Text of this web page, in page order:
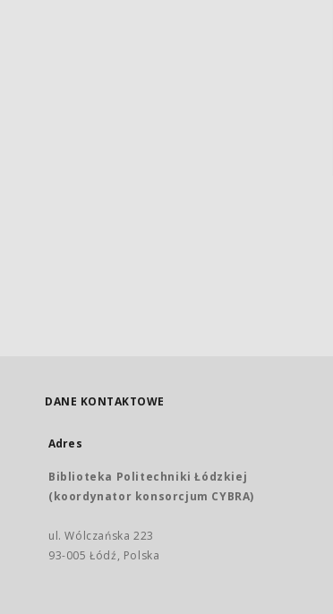
DANE KONTAKTOWE
Adres
Biblioteka Politechniki Łódzkiej
(koordynator konsorcjum CYBRA)
ul. Wólczańska 223
93-005 Łódź, Polska